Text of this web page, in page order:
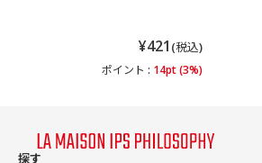
¥421 (税込)
ポイント : 14pt (3%)
探す